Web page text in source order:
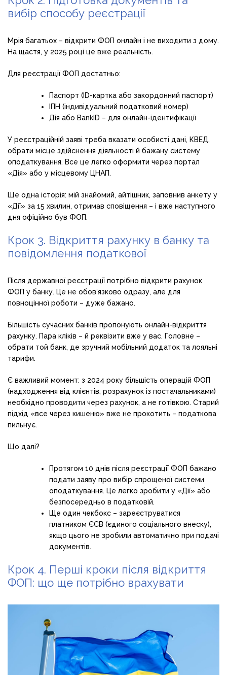
вибір способу реєстрації
Мрія багатьох – відкрити ФОП онлайн і не виходити з дому.
На щастя, у 2025 році це вже реальність.
Для реєстрації ФОП достатньо:
Паспорт (ID-картка або закордонний паспорт)
ІПН (індивідуальний податковий номер)
Дія або BankID – для онлайн-ідентифікації
У реєстраційній заяві треба вказати особисті дані, КВЕД,
обрати місце здійснення діяльності й бажану систему
оподаткування. Все це легко оформити через портал
«Дія» або у місцевому ЦНАП.
Ще одна історія: мій знайомий, айтішник, заповнив анкету у
«Дії» за 15 хвилин, отримав сповіщення – і вже наступного
дня офіційно був ФОП.
Крок 3. Відкриття рахунку в банку та
повідомлення податкової
Після державної реєстрації потрібно відкрити рахунок
ФОП у банку. Це не обов’язково одразу, але для
повноцінної роботи – дуже бажано.
Більшість сучасних банків пропонують онлайн-відкриття
рахунку. Пара кліків – й реквізити вже у вас. Головне –
обрати той банк, де зручний мобільний додаток та лояльні
тарифи.
Є важливий момент: з 2024 року більшість операцій ФОП
(надходження від клієнтів, розрахунок із постачальниками)
необхідно проводити через рахунок, а не готівкою. Старий
підхід «все через кишеню» вже не прокотить – податкова
пильнує.
Що далі?
Протягом 10 днів після реєстрації ФОП бажано
подати заяву про вибір спрощеної системи
оподаткування. Це легко зробити у «Дії» або
безпосередньо в податковій.
Ще один чекбокс – зареєструватися
платником ЄСВ (єдиного соціального внеску),
якщо цього не зробили автоматично при подачі
документів.
Крок 4. Перші кроки після відкриття
ФОП: що ще потрібно врахувати